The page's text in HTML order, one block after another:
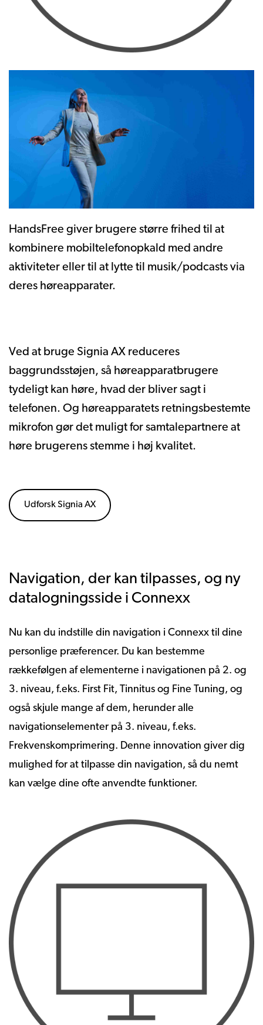
HandsFree giver brugere større frihed til at
kombinere mobiltelefonopkald med andre
aktiviteter eller til at lytte til musik/podcasts via
deres høreapparater.
Ved at bruge Signia AX reduceres
baggrundsstøjen, så høreapparatbrugere
tydeligt kan høre, hvad der bliver sagt i
telefonen. Og høreapparatets retningsbestemte
mikrofon gør det muligt for samtalepartnere at
høre brugerens stemme i høj kvalitet.
Udforsk Signia AX
Navigation, der kan tilpasses, og ny
datalogningsside i Connexx
Nu kan du indstille din navigation i Connexx til dine
personlige præferencer. Du kan bestemme
rækkefølgen af elementerne i navigationen på 2. og
3. niveau, f.eks. First Fit, Tinnitus og Fine Tuning, og
også skjule mange af dem, herunder alle
navigationselementer på 3. niveau, f.eks.
Frekvenskomprimering. Denne innovation giver dig
mulighed for at tilpasse din navigation, så du nemt
kan vælge dine ofte anvendte funktioner.